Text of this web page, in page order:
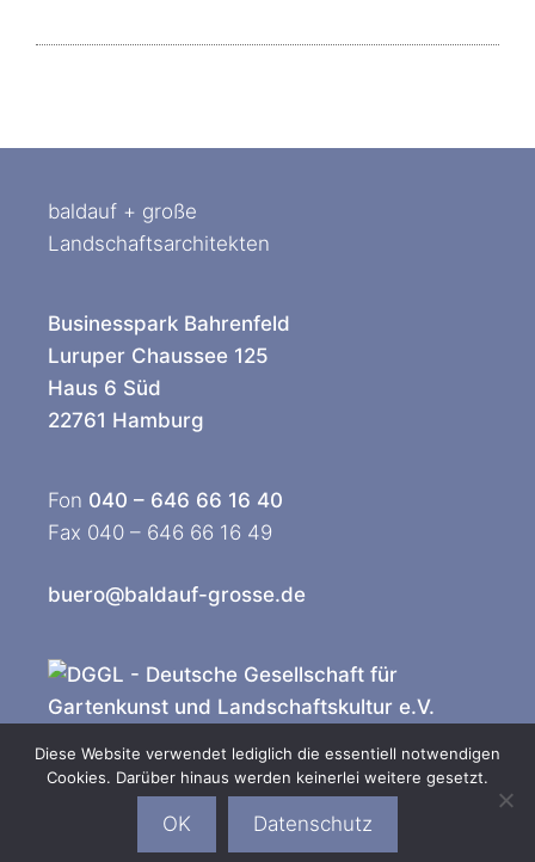
baldauf + große
Landschaftsarchitekten
Businesspark Bahrenfeld
Luruper Chaussee 125
Haus 6 Süd
22761 Hamburg
Fon 040 – 646 66 16 40
Fax 040 – 646 66 16 49
buero@baldauf-grosse.de
Impressum
|Datenschutzerklärung
Diese Website verwendet lediglich die essentiell notwendigen
Cookies. Darüber hinaus werden keinerlei weitere gesetzt.
OK Datenschutz